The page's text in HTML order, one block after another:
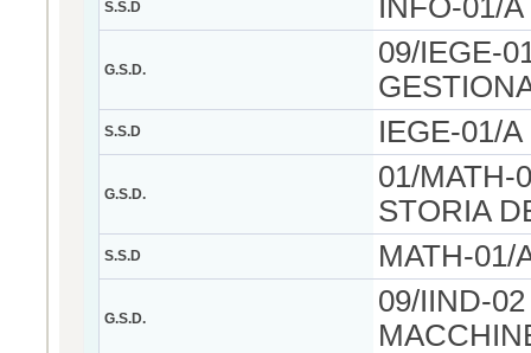
S.S.D INFO-01/
G.S.D.
09/IEGE-
S.S.D IEGE-01/
G.S.D.
01/MATH-
STORIA
S.S.D MATH-01/
G.S.D.
09/IIND-